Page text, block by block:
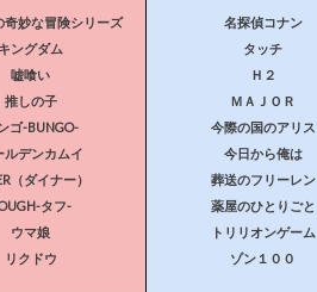
奇妙な冒険シリーズ
キングダム
嘘喰い
推しの子
ゴ-BUNGO-
ルデンカムイ
（ダイナー）
タフ-
ウマ娘
リクドウ
名探偵コナン
タッチ
Ｈ２
ＭＡＪＯＲ
今際の国のアリス
今日から俺は
葬送のフリーレン
薬屋のひとりごと
トリリオンゲーム
ゾン１００